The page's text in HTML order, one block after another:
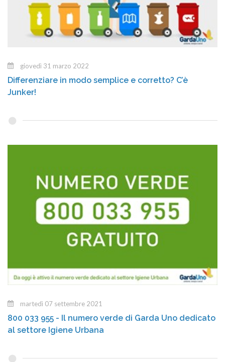
giovedì 31 marzo 2022
Differenziare in modo semplice e corretto? C’è
Junker!
martedì 07 settembre 2021
800 033 955 - Il numero verde di Garda Uno dedicato
al settore Igiene Urbana